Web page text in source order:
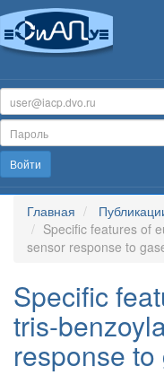
Войти
Главная
Specific features of
sensor response to
Specific
tris-
response